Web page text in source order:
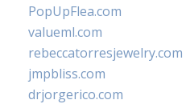
PopUpFlea.com
valueml.com
rebeccatorresjewelry.com
jmpbliss.com
drjorgerico.com